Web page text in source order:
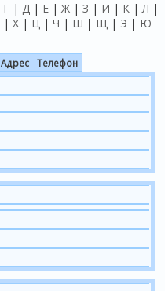
Г | Д | Е | Ж | З | И | К |Л |
| Х | Ц | Ч | Ш | Щ | Э | Ю
Адрес
Телефон